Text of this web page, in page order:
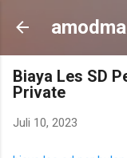
Biaya Les SD
Private
Juli 10, 2023